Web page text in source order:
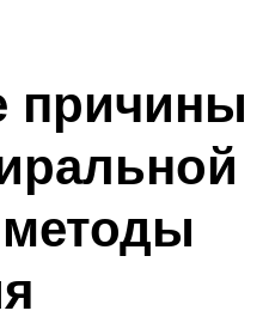
причины